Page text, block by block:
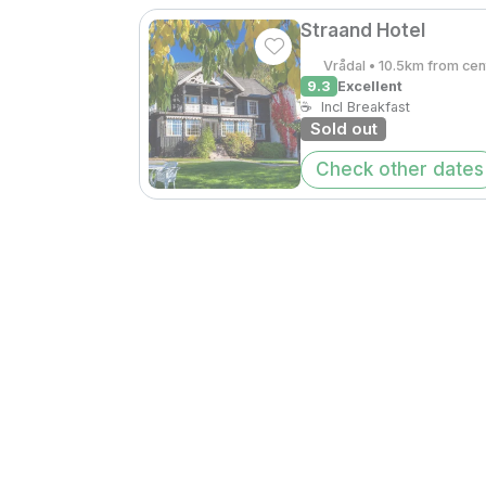
Straand Hotel
Vrådal • 10.5km from
9.3 Excellent
☕
Incl Breakfast
Sold out
Check other dates